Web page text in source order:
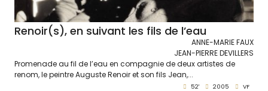
Renoir(s), en suivant les fils de l’eau
ANNE-MARIE FAUX
JEAN-PIERRE DEVILLERS
Promenade au fil de l’eau en compagnie de deux artistes de
renom, le peintre Auguste Renoir et son fils Jean,...
52' 2005 VF